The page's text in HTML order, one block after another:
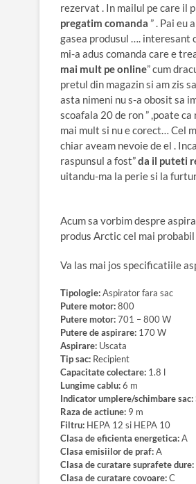
rezervat . In mailul pe care il
pregatim comanda ” . Pai eu
gasea produsul …. interesant
mi-a adus comanda care e
mai mult pe online” cum
pretul din magazin si am zis
asta nimeni nu s-a obosit sa
scoafala 20 de ron ” ,poate
mai mult si nu e corect… Cel
chiar aveam nevoie de el .
raspunsul a fost”da il puteti
uitandu-ma la perie si la
Acum sa vorbim despre
produs Arctic cel mai
Va las mai jos specificatiile
Tipologie:Aspirator fara sac
Putere motor:800
Putere motor:701 – 800 W
Putere de aspirare: 170 W
Aspirare: Uscata
Tip sac: Recipient
Capacitate colectare: 1.8 l
Lungime cablu:6 m
Indicator umplere/schimbare sac:
Raza de actiune: 9 m
Filtru: HEPA 12 si HEPA 10
Clasa de eficienta energetica:A
Clasa emisiilor de praf:A
Clasa de curatare suprafete dure:
Clasa de curatare covoare:C